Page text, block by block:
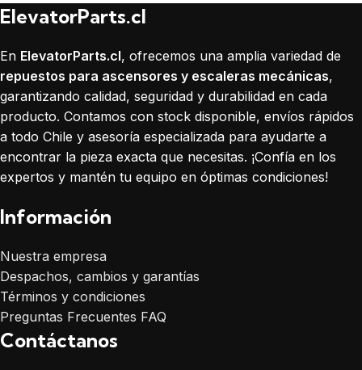
ElevatorParts.cl
En ElevatorParts.cl, ofrecemos una amplia variedad de
repuestos para ascensores y escaleras mecánicas,
garantizando calidad, seguridad y durabilidad en cada
producto. Contamos con stock disponible, envíos rápidos
a todo Chile y asesoría especializada para ayudarte a
encontrar la pieza exacta que necesitas. ¡Confía en los
expertos y mantén tu equipo en óptimas condiciones!
Información
Nuestra empresa
Despachos, cambios y garantías
Términos y condiciones
Preguntas Frecuentes FAQ
Contáctanos